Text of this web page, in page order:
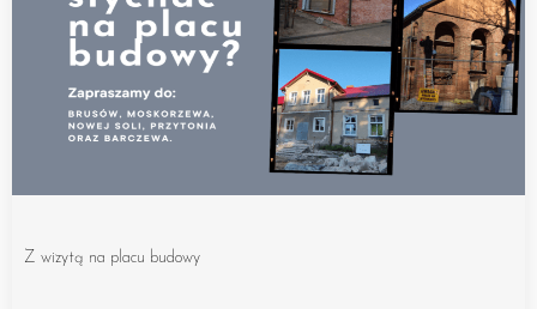
Z wizytą na placu budowy